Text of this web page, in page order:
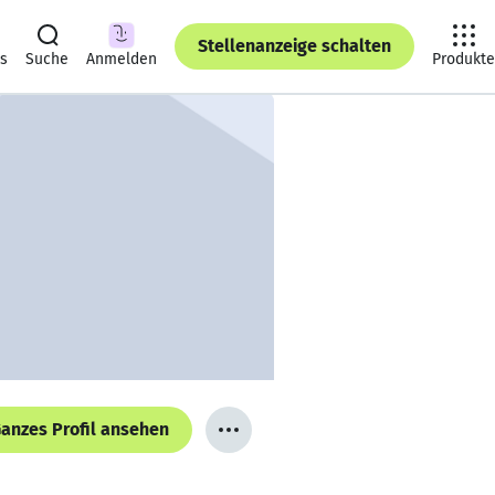
Suche Anmelden
Stellenanzeige schalten
Produkte
Profil ansehen